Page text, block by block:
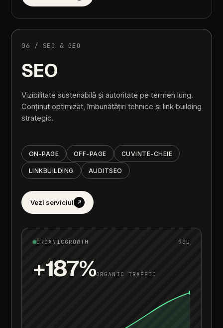
06 / SEO & GEO
SEO
Vizibilitate sustenabilă și autoritate pe termen lung.
Conținut optimizat, îmbunătățiri tehnice și link building
strategic.
ON-PAGE OFF-PAGE CUVINTE-CHEIE
LINKBUILDING AUDITSEO
Vezi serviciul ↗
ORGANIC GROWTH 90D
+187%ORGANIC TRAFFIC